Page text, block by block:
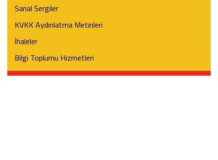
Sanal Sergiler
KVKK Aydınlatma Metinleri
İhaleler
Bilgi Toplumu Hizmetleri